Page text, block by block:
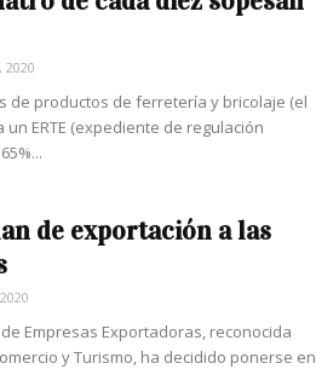
2020
de productos de ferretería y bricolaje (el
ERTE (expediente de regulación
de exportación a las
Empresas Exportadoras, reconocida
y Turismo, ha decidido ponerse en